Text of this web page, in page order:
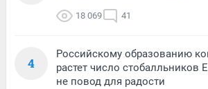
18 069 41
4
Российскому образованию
растет число стобалльников
не повод для радости